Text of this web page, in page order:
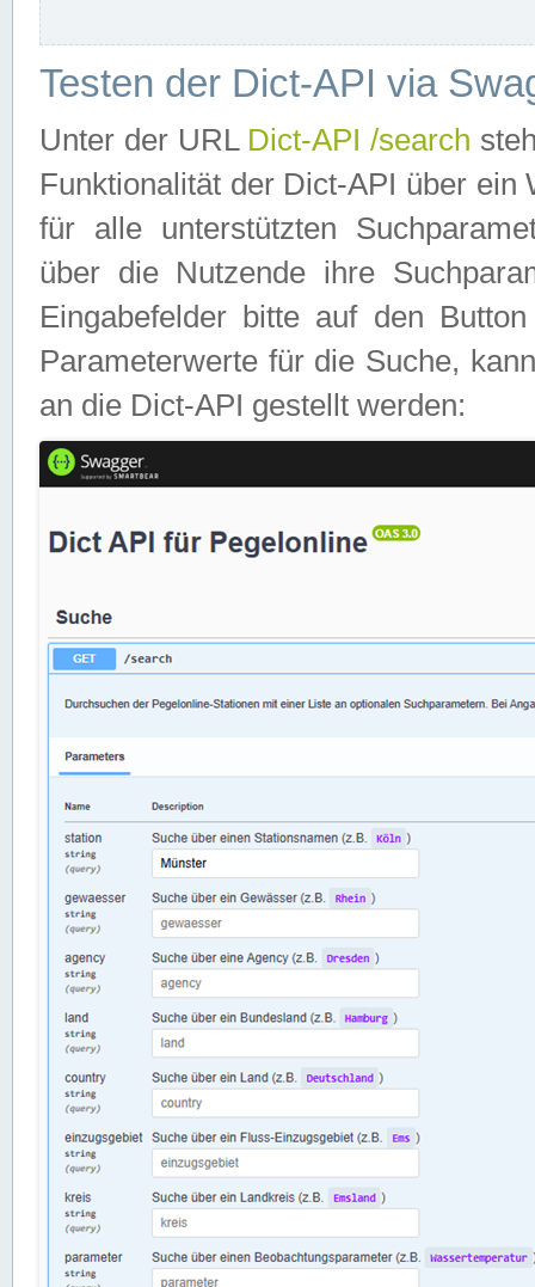
Testen der Dict-API via
Unter der URL Dict-API /search
Funktionalität der Dict-API über
für alle unterstützten
über die Nutzende ihre
Eingabefelder bitte auf den
Parameterwerte für die Suche,
an die Dict-API gestellt werden: